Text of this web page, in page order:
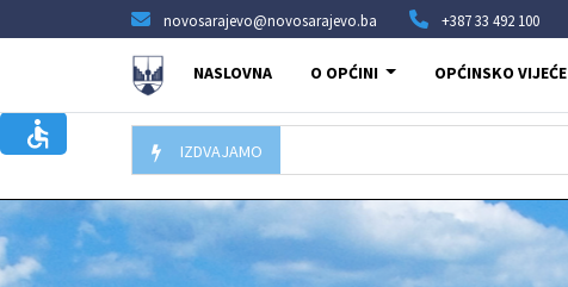
novosarajevo@novosarajevo.ba +387 33 492 100
NASLOVNA O OPĆINI OPĆINSKO VIJEĆE
IZDVAJAMO